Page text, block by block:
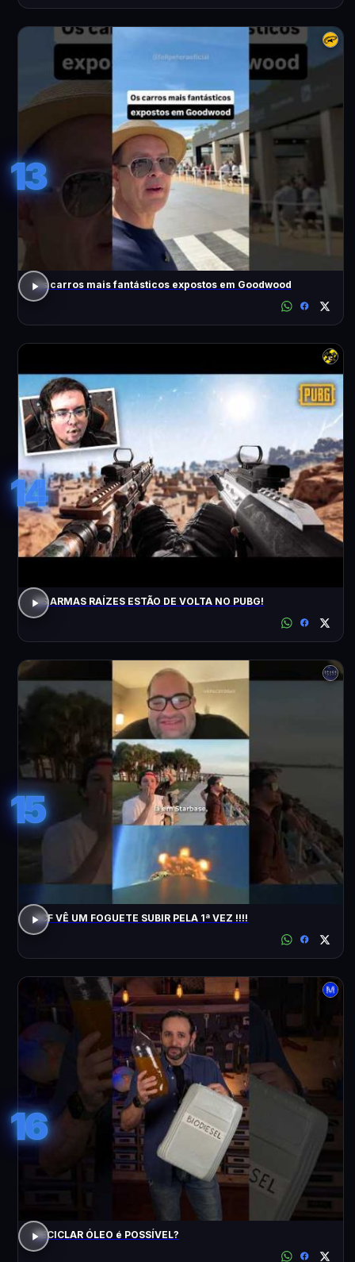
13
Os carros mais fantásticos expostos em Goodwood
14
AS ARMAS RAÍZES ESTÃO DE VOLTA NO PUBG!
15
ACF VÊ UM FOGUETE SUBIR PELA 1ª VEZ !!!!
16
RECICLAR ÓLEO é POSSÍVEL?